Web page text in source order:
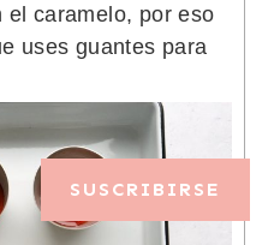
el caramelo, por eso
uses guantes para
SUSCRIBIRSE